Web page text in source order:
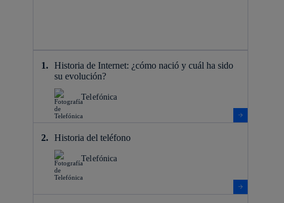
Historia de Internet: ¿cómo nació y cuál ha sido
su evolución?
Telefónica
Historia del teléfono
Telefónica